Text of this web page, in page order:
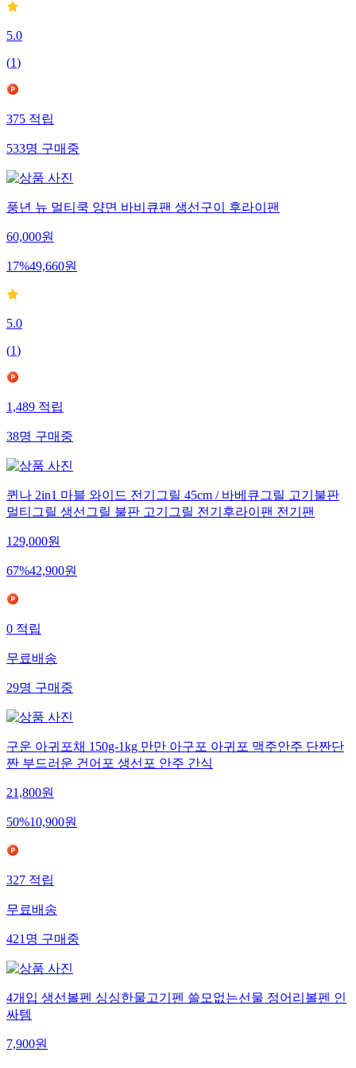
5.0
(1)
375적립
533명구매중
풍년 뉴 멀티쿡 양면 바비큐팬 생선구이 후라이팬
60,000원
17%49,660원
5.0
(1)
1,489적립
38명구매중
퀸나 2in1 마블 와이드 전기그릴 45cm / 바베큐그릴 고기불판
멀티그릴 생선그릴 불판 고기그릴 전기후라이팬 전기팬
129,000원
67%42,900원
0적립
무료배송
29명구매중
구운 아귀포채 150g-1kg 만만 아구포 아귀포 맥주안주 단짠단
짠 부드러운 건어포 생선포 안주 간식
21,800원
50%10,900원
327적립
무료배송
421명구매중
4개입 생선볼펜 싱싱한물고기펜 쓸모없는선물 정어리볼펜 인
싸템
7,900원